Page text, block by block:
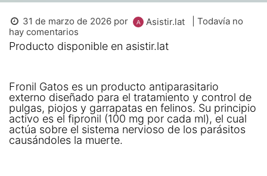
31 de marzo de 2026 por Asistir.lat
| Todavía no
hay comentarios
Producto disponible en asistir.lat
Fronil Gatos es un producto antiparasitario
externo diseñado para el tratamiento y control de
pulgas, piojos y garrapatas en felinos. Su principio
activo es el fipronil (100 mg por cada ml), el cual
actúa sobre el sistema nervioso de los parásitos
causándoles la muerte.